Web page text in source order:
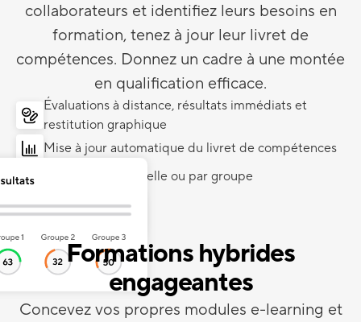
collaborateurs et identifiez leurs besoins en
formation, tenez à jour leur livret de
compétences. Donnez un cadre à une montée
en qualification efficace.
Évaluations à distance, résultats immédiats et
restitution graphique
Mise à jour automatique du livret de compétences
Synthèse individuelle ou par groupe
Formations hybrides
engageantes
Concevez vos propres modules e-learning et